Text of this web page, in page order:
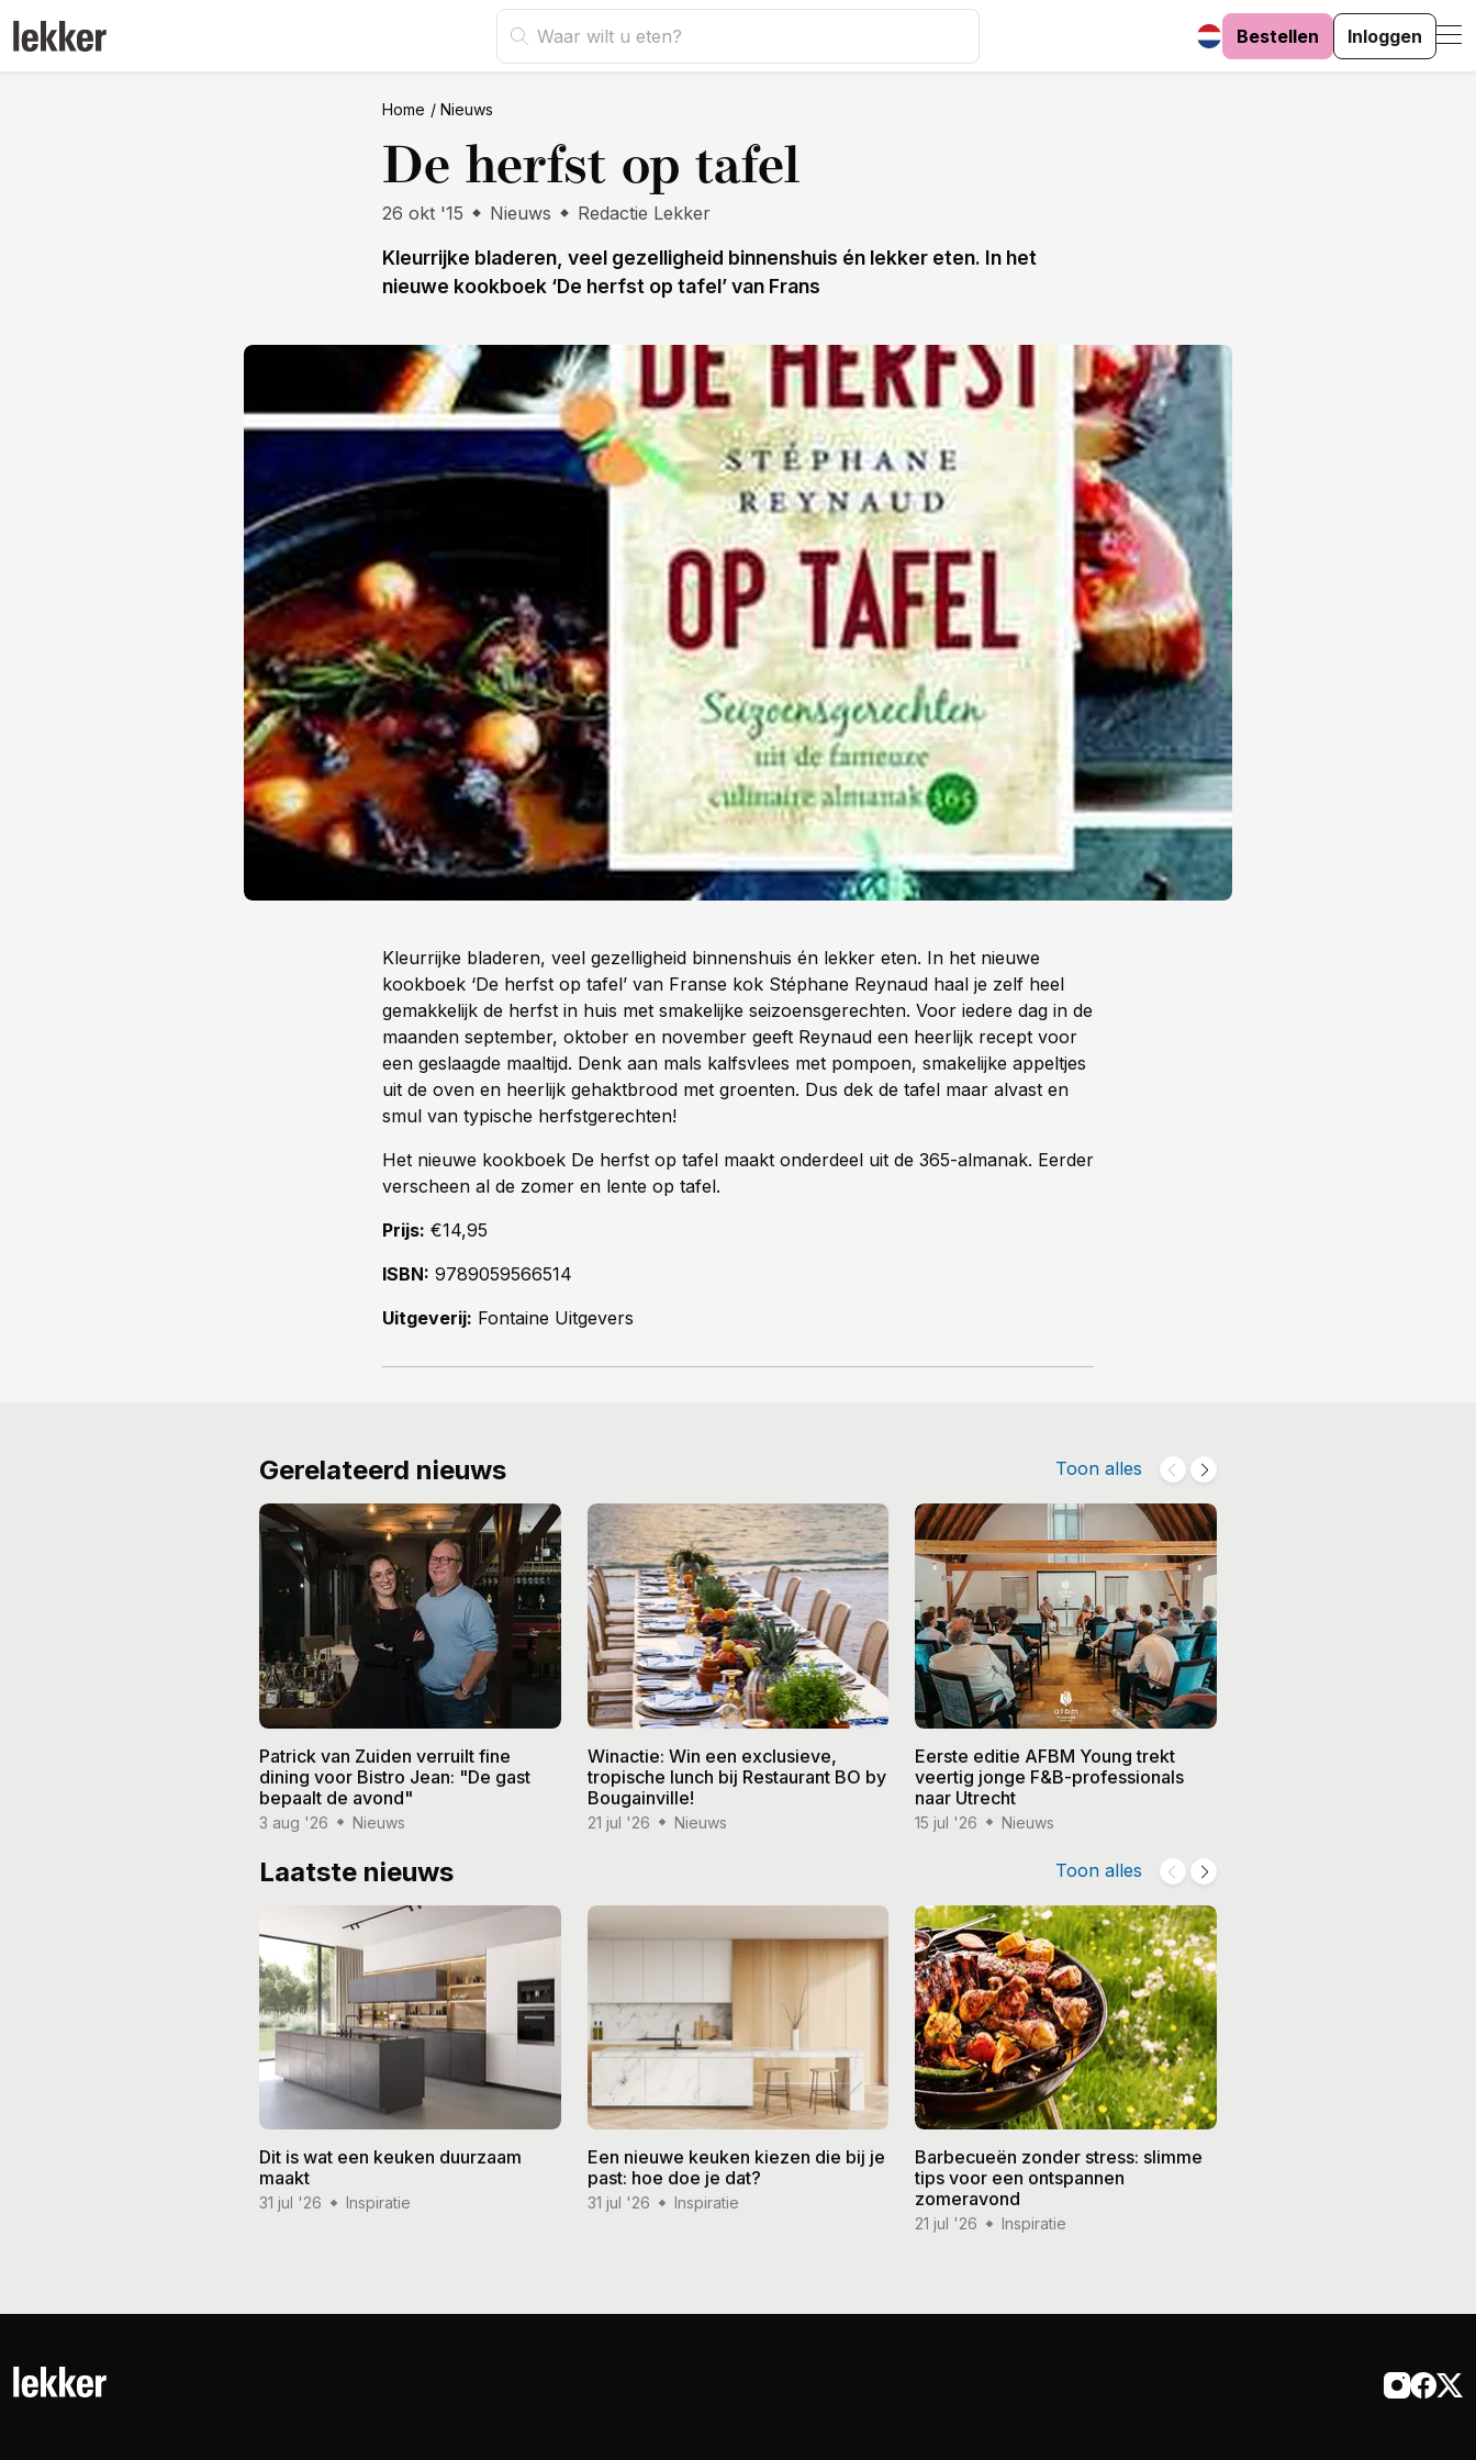
Bestellen Inloggen
Home Nieuws
De herfst op tafel
26 okt '15 Nieuws Redactie Lekker
Kleurrijke bladeren, veel gezelligheid binnenshuis én lekker eten. In het
nieuwe kookboek ‘De herfst op tafel’ van Frans
Kleurrijke bladeren, veel gezelligheid binnenshuis én lekker eten. In het nieuwe
kookboek ‘De herfst op tafel’ van Franse kok Stéphane Reynaud haal je zelf heel
gemakkelijk de herfst in huis met smakelijke seizoensgerechten. Voor iedere dag in de
maanden september, oktober en november geeft Reynaud een heerlijk recept voor
een geslaagde maaltijd. Denk aan mals kalfsvlees met pompoen, smakelijke appeltjes
uit de oven en heerlijk gehaktbrood met groenten. Dus dek de tafel maar alvast en
smul van typische herfstgerechten!
Het nieuwe kookboek De herfst op tafel maakt onderdeel uit de 365-almanak. Eerder
verscheen al de zomer en lente op tafel.
Prijs: €14,95
ISBN: 9789059566514
Uitgeverij: Fontaine Uitgevers
Gerelateerd nieuws Toon alles
Patrick van Zuiden verruilt fine
dining voor Bistro Jean: "De gast
bepaalt de avond"
3 aug '26 Nieuws
Winactie: Win een exclusieve,
tropische lunch bij Restaurant BO by
Bougainville!
21 jul '26 Nieuws
Eerste editie AFBM Young trekt
veertig jonge F&B-professionals
naar Utrecht
15 jul '26 Nieuws
Laatste nieuws Toon alles
Dit is wat een keuken duurzaam
maakt
31 jul '26 Inspiratie
Een nieuwe keuken kiezen die bij je
past: hoe doe je dat?
31 jul '26 Inspiratie
Barbecueën zonder stress: slimme
tips voor een ontspannen
zomeravond
21 jul '26 Inspiratie